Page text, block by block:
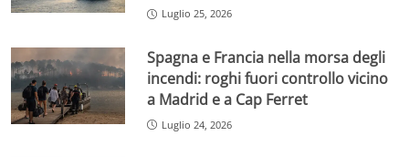
Luglio 25, 2026
Spagna e Francia nella morsa degli
incendi: roghi fuori controllo vicino
a Madrid e a Cap Ferret
Luglio 24, 2026